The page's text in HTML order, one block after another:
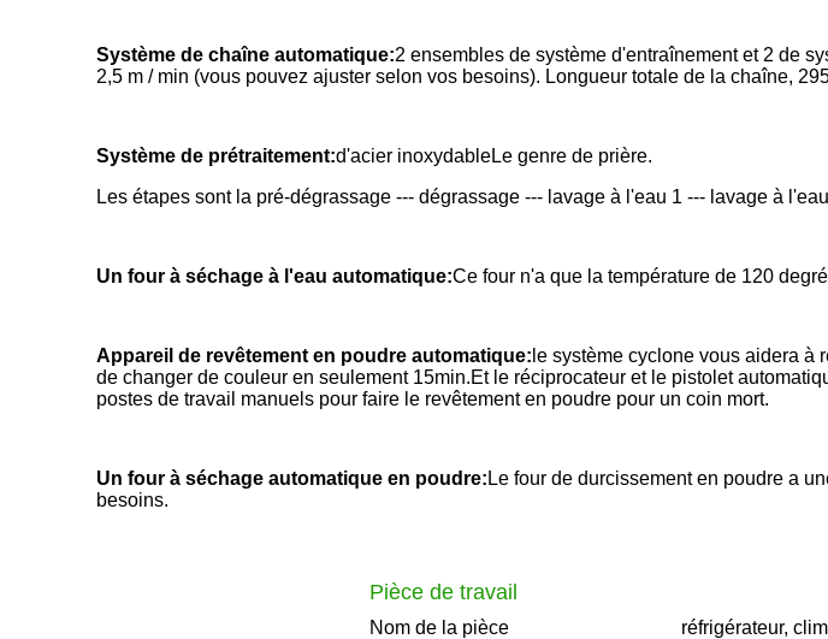
Système de chaîne automatique:2 ensembles de système d'entraînement et 2 de
2,5 m / min (vous pouvez ajuster selon vos besoins). Longueur totale de la chaîne,
Système de prétraitement:d'acier inoxydableLe genre de prière.
Les étapes sont la pré-dégrassage --- dégrassage --- lavage à l'eau 1 --- lavage à
Un four à séchage à l'eau automatique:Ce four n'a que la température de 120
Appareil de revêtement en poudre automatique: le système cyclone vous aidera à
de changer de couleur en seulement 15min.Et le réciprocateur et le pistolet
postes de travail manuels pour faire le revêtement en poudre pour un coin mort.
Un four à séchage automatique en poudre: Le four de durcissement en poudre a
besoins.
Pièce de travail
Nom de la pièce réfrigérateur,